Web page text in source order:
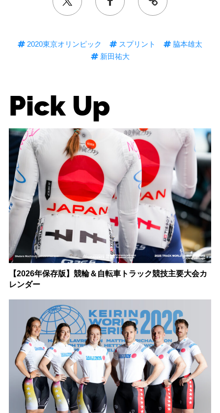
2020東京オリンピック スプリント
脇本雄太
新田祐大
Pick Up
【2026年保存版】競輪＆自転車トラック競技主要大会カ
レンダー